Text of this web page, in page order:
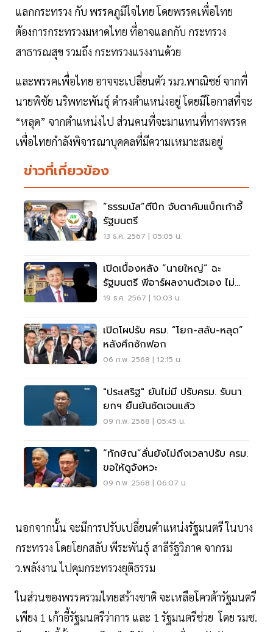
แลกกระทรวง กับ พรรคภูมิใจไทย โดยพรรคเพื่อไทย
ต้องการกระทรวงมหาดไทย ที่อาจแลกกับ กระทรวง
สาธารณสุข รวมถึง กระทรวงแรงงานด้วย
และพรรคเพื่อไทย อาจจะเปลี่ยนตัว รมว.พาณิชย์ จากที่
นายพิชัย นริพทะพันธุ์ ดำรงตำแหน่งอยู่ โดยมีโอกาสที่จะ
“หลุด” จากตำแหน่งไป ส่วนคนที่จะมาแทนที่ทางพรรค
เพื่อไทยกำลังพิจารณาบุคคลที่มีความเหมาะสมอยู่
ข่าวที่เกี่ยวข้อง
“ธรรมนัส”ตีปีก จับตาคัมแบ็กเก้าอี้
รัฐมนตรี
13 ธ.ค. 2567 | 05:05 น.
เปิดเบื้องหลัง “นายใหญ่” ฉะ
รัฐมนตรี พีอาร์ผลงานตัวเอง ไม่
หนุนรัฐบาล
19 ธ.ค. 2567 | 10:03 น.
เปิดโผปรับ ครม. “โยก-สลับ-หลุด”
หลังศึกซักฟอก
06 ก.พ. 2568 | 12:15 น.
"ประเสริฐ" ยันไม่มี ปรับครม. รับนา
ยกฯ ยืนยันชัดเจนแล้ว
09 ก.พ. 2568 | 05:45 น.
“ทักษิณ”ลั่นยังไม่ถึงเวลาปรับ ครม.
ขอให้ดูจังหวะ
09 ก.พ. 2568 | 06:07 น.
นอกจากนั้น จะมีการปรับเปลี่ยนตำแหน่งรัฐมนตรี ในบาง
กระทรวง โดยโยกสลับ พีระพันธุ์ สาลีรัฐวิภาค จากรม
ว.พลังงาน ไปคุมกระทรวงยุติธรรม
ในส่วนของพรรครวมไทยสร้างชาติ จะเหลือโควต้ารัฐมนตรี
เพียง 1 เก้าอี้รัฐมนตรีว่าการ และ 1 รัฐมนตรีช่วย โดย รมช.